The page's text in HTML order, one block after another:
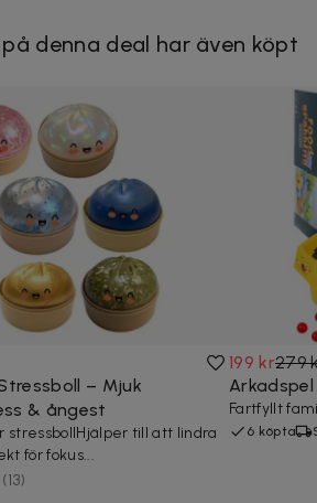
denna deal har även köpt
– Mjuk
& ångest
stressbollHjälper till att lindra
för fokus...
(13)
199 kr279
Fartfyllt
6 köpta